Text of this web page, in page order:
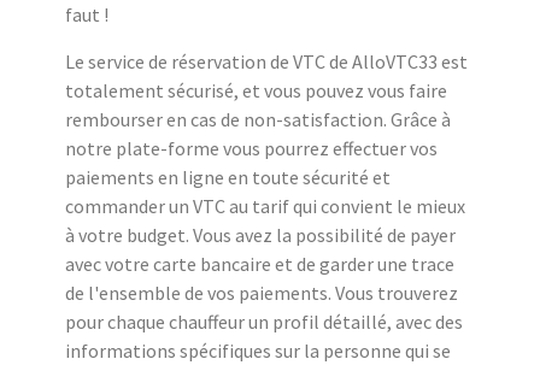
faut !
Le service de réservation de VTC de AlloVTC33 est
totalement sécurisé, et vous pouvez vous faire
rembourser en cas de non-satisfaction. Grâce à
notre plate-forme vous pourrez effectuer vos
paiements en ligne en toute sécurité et
commander un VTC au tarif qui convient le mieux
à votre budget. Vous avez la possibilité de payer
avec votre carte bancaire et de garder une trace
de l'ensemble de vos paiements. Vous trouverez
pour chaque chauffeur un profil détaillé, avec des
informations spécifiques sur la personne qui se